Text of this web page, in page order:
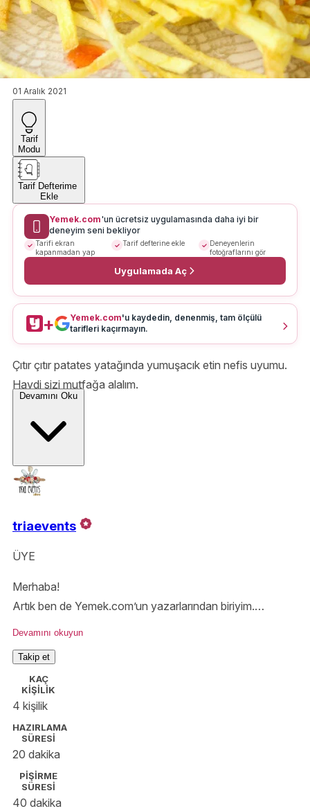
01 Aralık 2021
Tarif
Modu
Tarif Defterime
Ekle
Yemek.com'un ücretsiz uygulamasında daha iyi bir
deneyim seni bekliyor
Tarifi ekran
kapanmadan yap
Tarif defterine ekle
Deneyenlerin
fotoğraflarını gör
Uygulamada Aç
+ Yemek.com'u kaydedin, denenmiş, tam ölçülü
tarifleri kaçırmayın.
Çıtır çıtır patates yatağında yumuşacık etin nefis uyumu.
Haydi sizi mutfağa alalım.
Devamını Oku
triaevents
ÜYE
Merhaba!
Artık ben de Yemek.com’un yazarlarından biriyim.
Birlikte lezzetli bir çok tarif deneyip, mutlu sofralarda
Beni instagram hesabımdan da takip edebilirsiniz;
@triaevents
Devamını okuyun
Takip et
KAÇ
KİŞİLİK
4 kişilik
HAZIRLAMA
SÜRESİ
20 dakika
PİŞİRME
SÜRESİ
40 dakika